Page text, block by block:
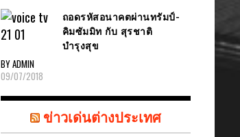
ถอดรหัสอนาคตผ่านทรัมป์-
คิมซัมมิท กับ สุรชาติ
บำรุงสุข
BY ADMIN
09/07/2018
ข่าวเด่นต่างประเทศ